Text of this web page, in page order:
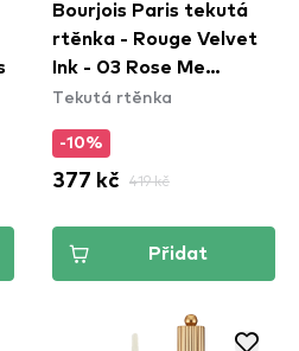
Bourjois Paris tekutá
rtěnka - Rouge Velvet
Ink - 03 Rose Me
Tender
Tekutá rtěnka
-10%
377 kč 419 kč
Přidat